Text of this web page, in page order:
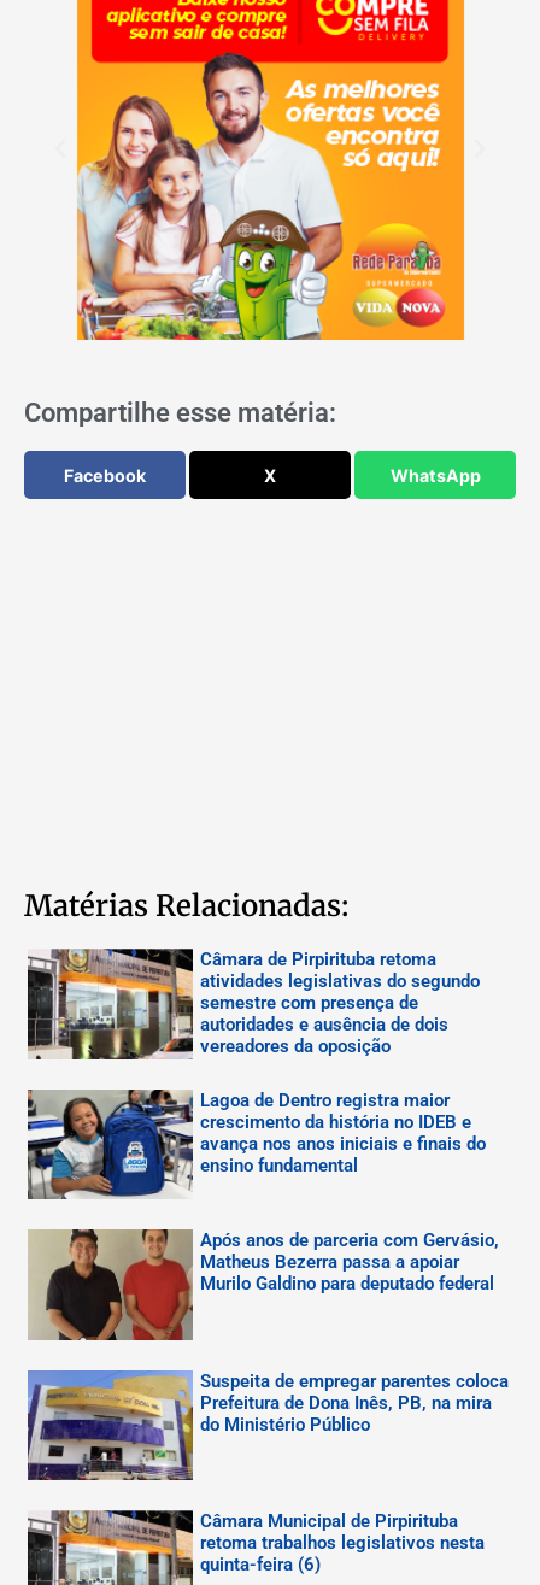
Compartilhe esse matéria:
Facebook X WhatsApp
Matérias Relacionadas:
Câmara de Pirpirituba retoma
atividades legislativas do segundo
semestre com presença de
autoridades e ausência de dois
vereadores da oposição
Lagoa de Dentro registra maior
crescimento da história no IDEB e
avança nos anos iniciais e finais do
ensino fundamental
Após anos de parceria com Gervásio,
Matheus Bezerra passa a apoiar
Murilo Galdino para deputado federal
Suspeita de empregar parentes coloca
Prefeitura de Dona Inês, PB, na mira
do Ministério Público
Câmara Municipal de Pirpirituba
retoma trabalhos legislativos nesta
quinta-feira (6)